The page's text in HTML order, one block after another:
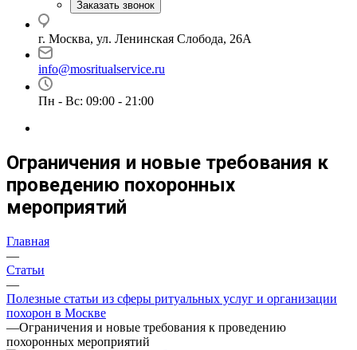
Заказать звонок
г. Москва, ул. Ленинская Слобода, 26А
info@mosritualservice.ru
Пн - Вс: 09:00 - 21:00
Ограничения и новые требования к
проведению похоронных
мероприятий
Главная
—
Статьи
—
Полезные статьи из сферы ритуальных услуг и организации
похорон в Москве
—Ограничения и новые требования к проведению
похоронных мероприятий